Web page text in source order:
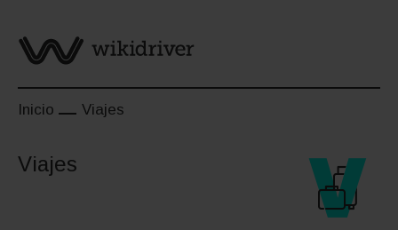
Inicio Viajes
Viajes